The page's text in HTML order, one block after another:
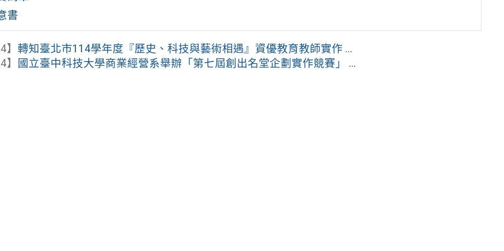
書
】轉知臺北市114學年度『歷史、科技與藝術相遇』資優教育教師實作 ...
】
國立臺中科技大學商業經營系舉辦「第七屆創出名堂企劃實作競賽」 ...